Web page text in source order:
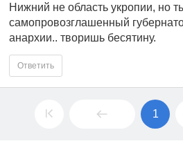
Нижний не область укропии, но
самопровозглашенный
анархии.. творишь бесятину.
Ответить
1